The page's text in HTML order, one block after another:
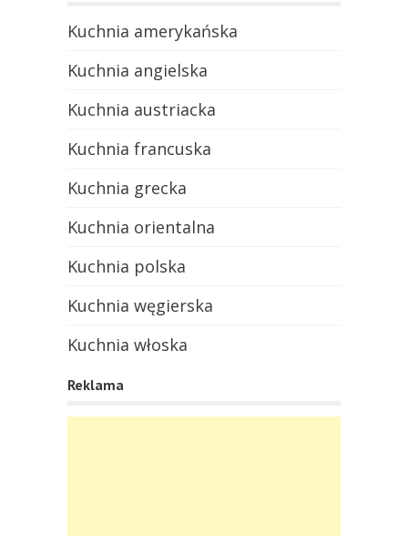
Kuchnia amerykańska
Kuchnia angielska
Kuchnia austriacka
Kuchnia francuska
Kuchnia grecka
Kuchnia orientalna
Kuchnia polska
Kuchnia węgierska
Kuchnia włoska
Reklama